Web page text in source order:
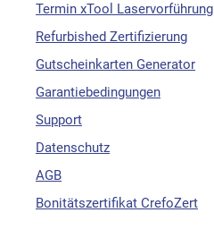
Termin xTool Laservorführung
Refurbished Zertifizierung
Gutscheinkarten Generator
Garantiebedingungen
Support
Datenschutz
AGB
Bonitätszertifikat CrefoZert